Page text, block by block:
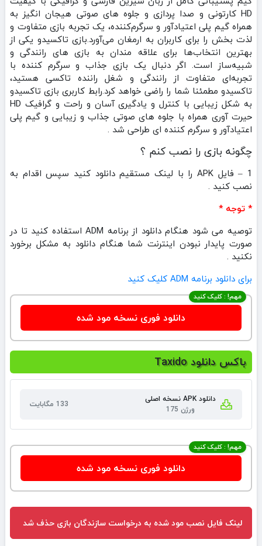
HD کارتونی و صدا پردازی و جلوه های صوتی هیجان‌ انگیز به
همراه گیم‌ پلی اعتیادآور و سرگرم‌کننده، یک تجربه بازی متفاوت و
لذت‌ بخش را برای کاربران به ارمغان می‌آورد.بازی تاکسیدو یکی از
بهترین انتخاب‌ها برای علاقه‌ مندان به بازی‌ های رانندگی و
شبیه‌ساز است. اگر دنبال یک بازی جذاب و سرگرم‌ کننده با
تجربه‌ای متفاوت از رانندگی و شغل راننده تاکسی هستید،
تاکسیدو مطمئنا شما را راضی خواهد کرد.رابط کاربری بازی تاکسیدو
به شکل زیبایی با کنترل و یادگیری آسان و راحت و گرافیک HD
حیرت آوری همراه با جلوه های صوتی جذاب و زیبایی و گیم پلی
اعتیادآور و سرگرم کننده ای طراحی شد .
چگونه بازی را نصب کنم ؟
1 – فایل APK را با لینک مستقیم دانلود کنید سپس اقدام به
نصب کنید .
* توجه *
توصیه می شود هنگام دانلود از برنامه ADM استفاده کنید تا در
صورت پایدار نبودن اینترنت شما هنگام دانلود به مشکل برخورد
نکنید .
برای دانلود برنامه ADM کلیک کنید
مهم! : کلیک کنید
دانلود فوری نسخه مود شده
باکس دانلود Taxido
دانلود APK نسخه اصلی
ورژن 175
133 مگابایت
مهم! : کلیک کنید
دانلود فوری نسخه مود شده
لینک فایل نصب مود شده به درخواست سازندگان بازی حذف شد